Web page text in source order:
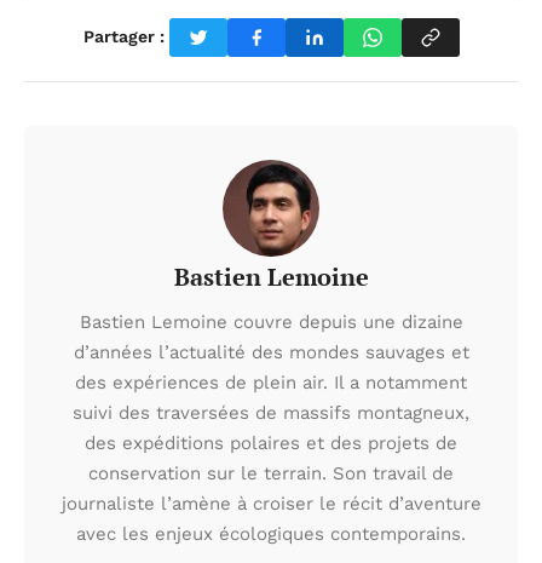
Partager :
Bastien Lemoine
Bastien Lemoine couvre depuis une dizaine
d’années l’actualité des mondes sauvages et
des expériences de plein air. Il a notamment
suivi des traversées de massifs montagneux,
des expéditions polaires et des projets de
conservation sur le terrain. Son travail de
journaliste l’amène à croiser le récit d’aventure
avec les enjeux écologiques contemporains.